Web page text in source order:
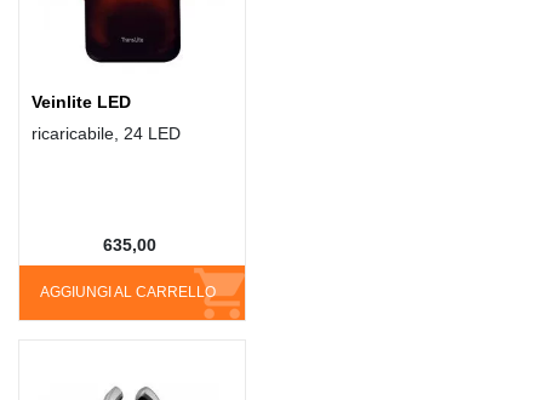
Veinlite LED
ricaricabile, 24 LED
AGGIUNGI AL CARRELLO
635,00